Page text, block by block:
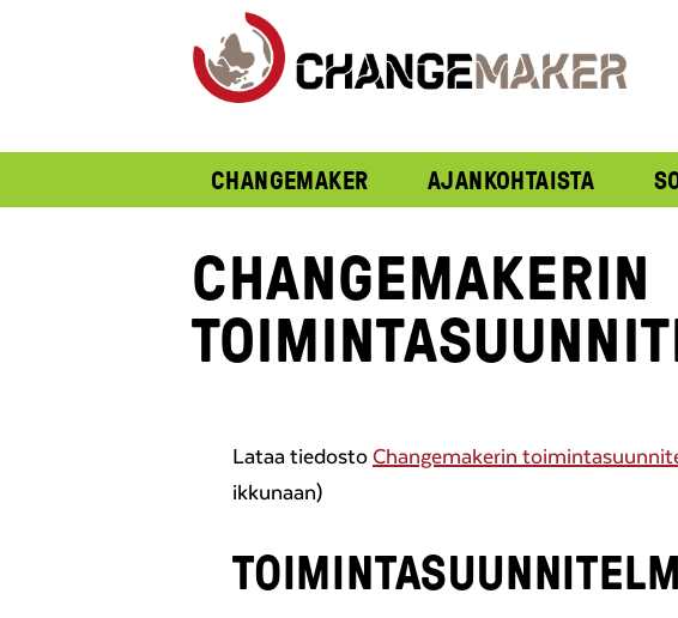
CHANGEMAKER AJANKOHTAISTA
CHANGEMAKERIN
Lataa tiedosto Changemakerin
ikkunaan)